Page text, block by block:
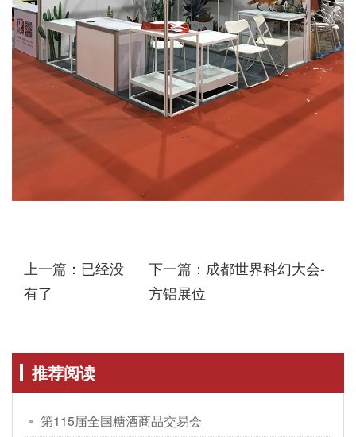
上一篇：已经没
有了
下一篇：成都世界科幻大会-
方铝展位
推荐阅读
第115届全国糖酒商品交易会